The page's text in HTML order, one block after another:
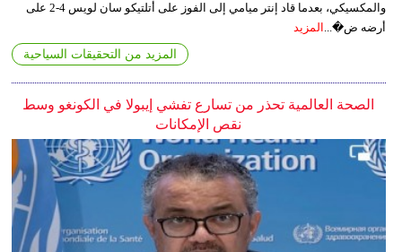
والمكسيكي، بعدما قاد إنتر ميامي إلى الفوز على أتلتيكو سان لويس 4-2 على
أرضه ض�... المزيد
المزيد من التحقيقات السياحية
الصحة العالمية تحذر من تسارع تفشي إيبولا في الكونغو وسط
نقص الإمكانات